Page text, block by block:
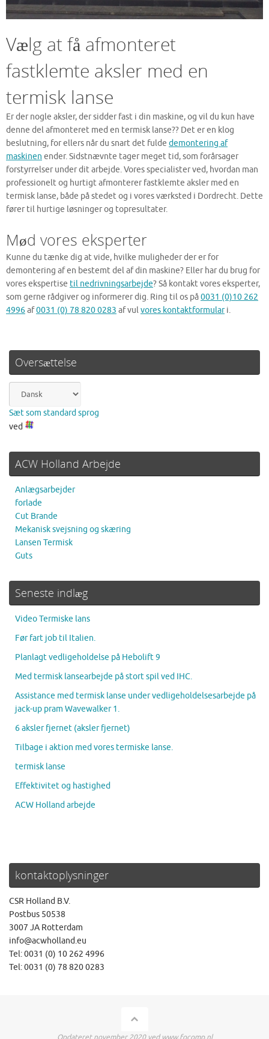
Vælg at få afmonteret
fastklemte aksler med en
termisk lanse
Er der nogle aksler, der sidder fast i din maskine, og vil du kun have
denne del afmonteret med en termisk lanse?? Det er en klog
beslutning, for ellers når du snart det fulde demontering af
maskinen ender. Sidstnævnte tager meget tid, som forårsager
forstyrrelser under dit arbejde. Vores specialister ved, hvordan man
professionelt og hurtigt afmonterer fastklemte aksler med en
termisk lanse, både på stedet og i vores værksted i Dordrecht. Dette
fører til hurtige løsninger og topresultater.
Mød vores eksperter
Kunne du tænke dig at vide, hvilke muligheder der er for
demontering af en bestemt del af din maskine? Eller har du brug for
vores ekspertise til nedrivningsarbejde? Så kontakt vores eksperter,
som gerne rådgiver og informerer dig. Ring til os på0031 (0)10 262
4996af0031 (0) 78 820 0283 af vulvores kontaktformulari.
Oversættelse
Sæt som standard sprog
ved
ACW Holland Arbejde
Anlægsarbejder
forlade
Cut Brande
Mekanisk svejsning og skæring
Lansen Termisk
Guts
Seneste indlæg
Video Termiske lans
Før fart job til Italien.
Planlagt vedligeholdelse på Hebolift 9
Med termisk lansearbejde på stort spil ved IHC.
Assistance med termisk lanse under vedligeholdelsesarbejde på
jack-up pram Wavewalker 1.
6 aksler fjernet (aksler fjernet)
Tilbage i aktion med vores termiske lanse.
termisk lanse
Effektivitet og hastighed
ACW Holland arbejde
kontaktoplysninger
CSR Holland B.V.
Postbus 50538
3007 JA Rotterdam
info@acwholland.eu
Tel: 0031 (0) 10 262 4996
Tel: 0031 (0) 78 820 0283
Opdateret november 2020 ved www.focomp.nl